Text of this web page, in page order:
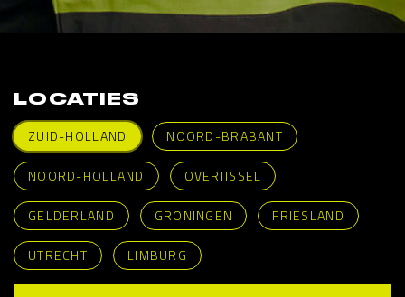
LOCATIES
ZUID-HOLLAND
NOORD-BRABANT
NOORD-HOLLAND OVERIJSSEL
GELDERLAND GRONINGEN FRIESLAND
UTRECHT LIMBURG